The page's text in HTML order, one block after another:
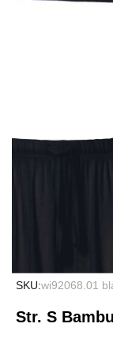
SKU wi92068.01
Str. S